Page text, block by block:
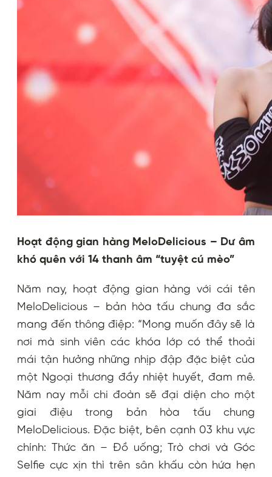
Hoạt động gian hàng MeloDelicious – Dư âm
khó quên với 14 thanh âm “tuyệt cú mèo”
Năm nay, hoạt động gian hàng với cái tên
MeloDelicious – bản hòa tấu chung đa sắc
mang đến thông điệp: “Mong muốn đây sẽ là
nơi mà sinh viên các khóa lớp có thể thoải
mái tận hưởng những nhịp đập đặc biệt của
một Ngoại thương đầy nhiệt huyết, đam mê.
Năm nay mỗi chi đoàn sẽ đại diện cho một
giai điệu trong bản hòa tấu chung
MeloDelicious. Đặc biệt, bên cạnh 03 khu vực
chính: Thức ăn – Đồ uống; Trò chơi và Góc
Selfie cực xịn thì trên sân khấu còn hứa hẹn